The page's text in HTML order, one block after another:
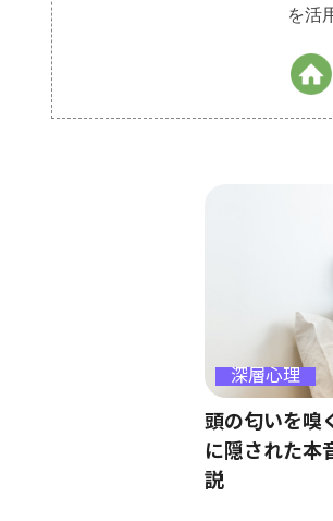
を活
深層心理
頭の匂いを嗅
に隠された本
説